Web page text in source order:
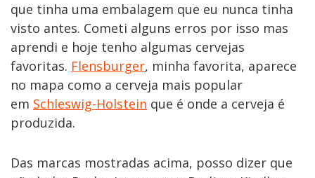
que tinha uma embalagem que eu nunca tinha
visto antes. Cometi alguns erros por isso mas
aprendi e hoje tenho algumas cervejas
favoritas. Flensburger, minha favorita, aparece
no mapa como a cerveja mais popular
em Schleswig-Holstein que é onde a cerveja é
produzida.
Das marcas mostradas acima, posso dizer que